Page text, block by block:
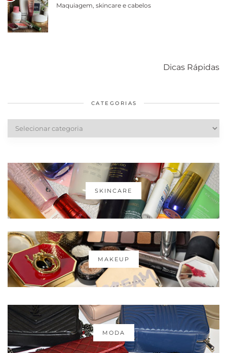
Maquiagem, skincare e cabelos
Dicas Rápidas
diários
cabelos
CATEGORIAS
SKINCARE
MAKEUP
MODA